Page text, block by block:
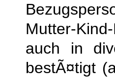
Mutter-
auch in
bestÃ¤tigt